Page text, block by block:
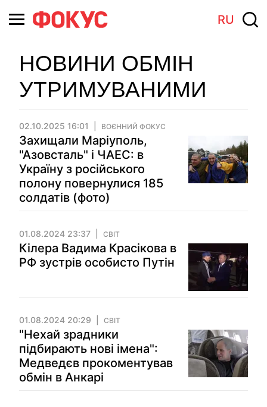
RU
НОВИНИ ОБМІН
УТРИМУВАНИМИ
02.10.2025 16:01 ВОЄННИЙ ФОКУС
Захищали Маріуполь,
"Азовсталь" і ЧАЕС: в
Україну з російського
полону повернулися 185
солдатів (фото)
01.08.2024 23:37 СВІТ
Кілера Вадима Красікова в
РФ зустрів особисто Путін
01.08.2024 20:29 СВІТ
"Нехай зрадники
підбирають нові імена":
Медведєв прокоментував
обмін в Анкарі